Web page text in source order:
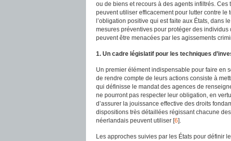
ou de biens et recours à des agents infiltrés.
peuvent utiliser efficacement pour lutter contre le
l’obligation positive qui est faite aux États, dans
mesures préventives pour protéger des
peuvent être menacées par les agissements
1. Un cadre législatif pour les techniques
Un premier élément indispensable pour faire en
de rendre compte de leurs actions consiste à
qui définisse le mandat des agences de
ne pourront pas respecter leur obligation, en
d’assurer la jouissance effective des droits
dispositions très détaillées régissant chacune
néerlandais peuvent utiliser [6].
Les approches suivies par les États pour définir